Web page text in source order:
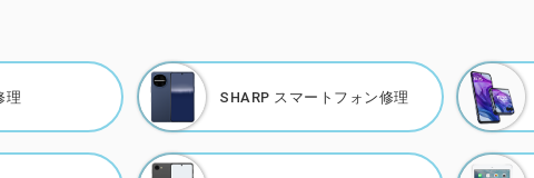
理 SHARP スマートフォン修理